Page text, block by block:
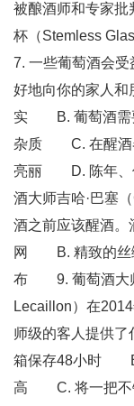
被酿酒师和专
杯（Stemless
7. 一些葡萄酒会
好地向你的家人和
实 B. 葡萄酒需
杂质 C. 在醒酒
亮丽 D. 陈年、
酒大师吉哈·巴塞
酒之前应该醒酒
网 B. 精致的
布 9. 葡萄酒大师
Lecaillon）在
师级的客人提供
箱保存48小时 B.
高 C. 将一把不